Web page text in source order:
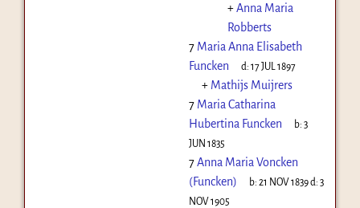
+Anna Maria
Robberts
7 Maria Anna Elisabeth
Funcken
d:17 JUL 1897
+ Mathijs Muijrers
7 Maria Catharina
Hubertina Funcken
b:3
JUN 1835
7Anna Maria Voncken
(Funcken)
b:21 NOV 1839d:3
NOV 1905